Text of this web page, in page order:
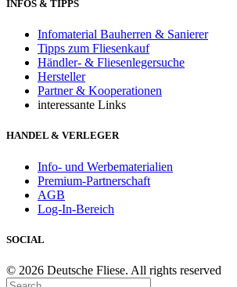
INFOS & TIPPS
Infomaterial Bauherren & Sanierer
Tipps zum Fliesenkauf
Händler- & Fliesenlegersuche
Hersteller
Partner & Kooperationen
interessante Links
HANDEL & VERLEGER
Info- und Werbematerialien
Premium-Partnerschaft
AGB
Log-In-Bereich
SOCIAL
© 2026 Deutsche Fliese. All rights reserved